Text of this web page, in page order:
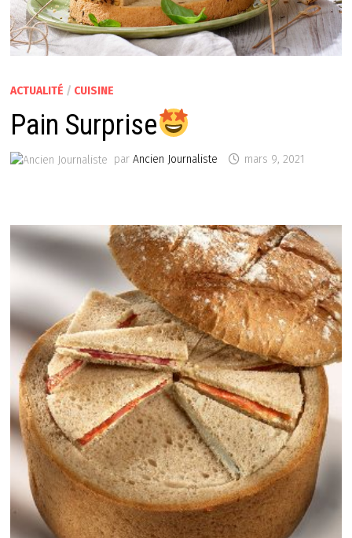
ACTUALITÉ / CUISINE
Pain Surprise
parAncien Journaliste mars 9, 2021